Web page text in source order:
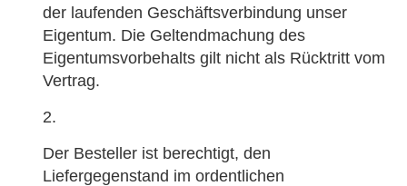
der laufenden Geschäftsverbindung unser
Eigentum. Die Geltendmachung des
Eigentumsvorbehalts gilt nicht als Rücktritt vom
Vertrag.
Der Besteller ist berechtigt, den
Liefergegenstand im ordentlichen